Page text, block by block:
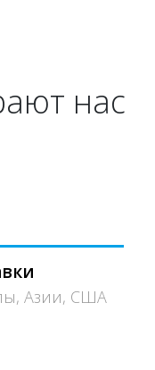
нас
Азии, США